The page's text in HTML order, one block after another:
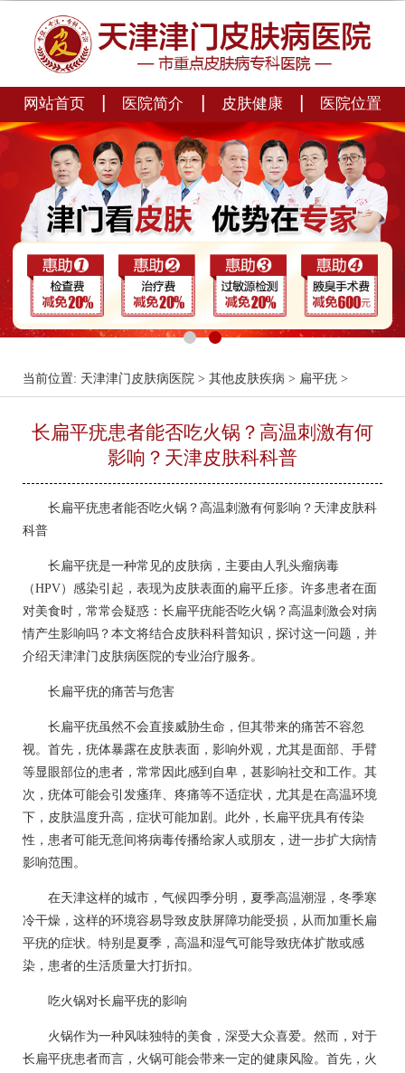
网站首页 | 医院简介 | 皮肤健康 | 医院位置
当前位置: 天津津门皮肤病医院 >其他皮肤疾病 > 扁平疣 >
长扁平疣患者能否吃火锅？高温刺激有何
影响？天津皮肤科科普
长扁平疣患者能否吃火锅？高温刺激有何影响？天津皮肤科
科普
长扁平疣是一种常见的皮肤病，主要由人乳头瘤病毒
（HPV）感染引起，表现为皮肤表面的扁平丘疹。许多患者在面
对美食时，常常会疑惑：长扁平疣能否吃火锅？高温刺激会对病
情产生影响吗？本文将结合皮肤科科普知识，探讨这一问题，并
介绍天津津门皮肤病医院的专业治疗服务。
长扁平疣的痛苦与危害
长扁平疣虽然不会直接威胁生命，但其带来的痛苦不容忽
视。首先，疣体暴露在皮肤表面，影响外观，尤其是面部、手臂
等显眼部位的患者，常常因此感到自卑，甚影响社交和工作。其
次，疣体可能会引发瘙痒、疼痛等不适症状，尤其是在高温环境
下，皮肤温度升高，症状可能加剧。此外，长扁平疣具有传染
性，患者可能无意间将病毒传播给家人或朋友，进一步扩大病情
影响范围。
在天津这样的城市，气候四季分明，夏季高温潮湿，冬季寒
冷干燥，这样的环境容易导致皮肤屏障功能受损，从而加重长扁
平疣的症状。特别是夏季，高温和湿气可能导致疣体扩散或感
染，患者的生活质量大打折扣。
吃火锅对长扁平疣的影响
火锅作为一种风味独特的美食，深受大众喜爱。然而，对于
长扁平疣患者而言，火锅可能会带来一定的健康风险。首先，火